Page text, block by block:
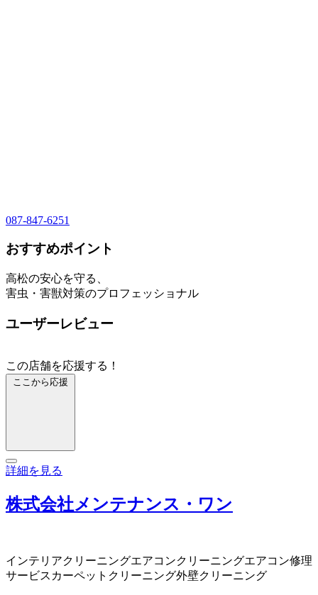
087-847-6251
おすすめポイント
高松の安心を守る、
害虫・害獣対策のプロフェッショナル
ユーザーレビュー
この店舗を応援する！
ここから応援
詳細を見る
株式会社メンテナンス・ワン
インテリアクリーニングエアコンクリーニングエアコン修理
サービス カーペットクリーニング外壁クリーニング